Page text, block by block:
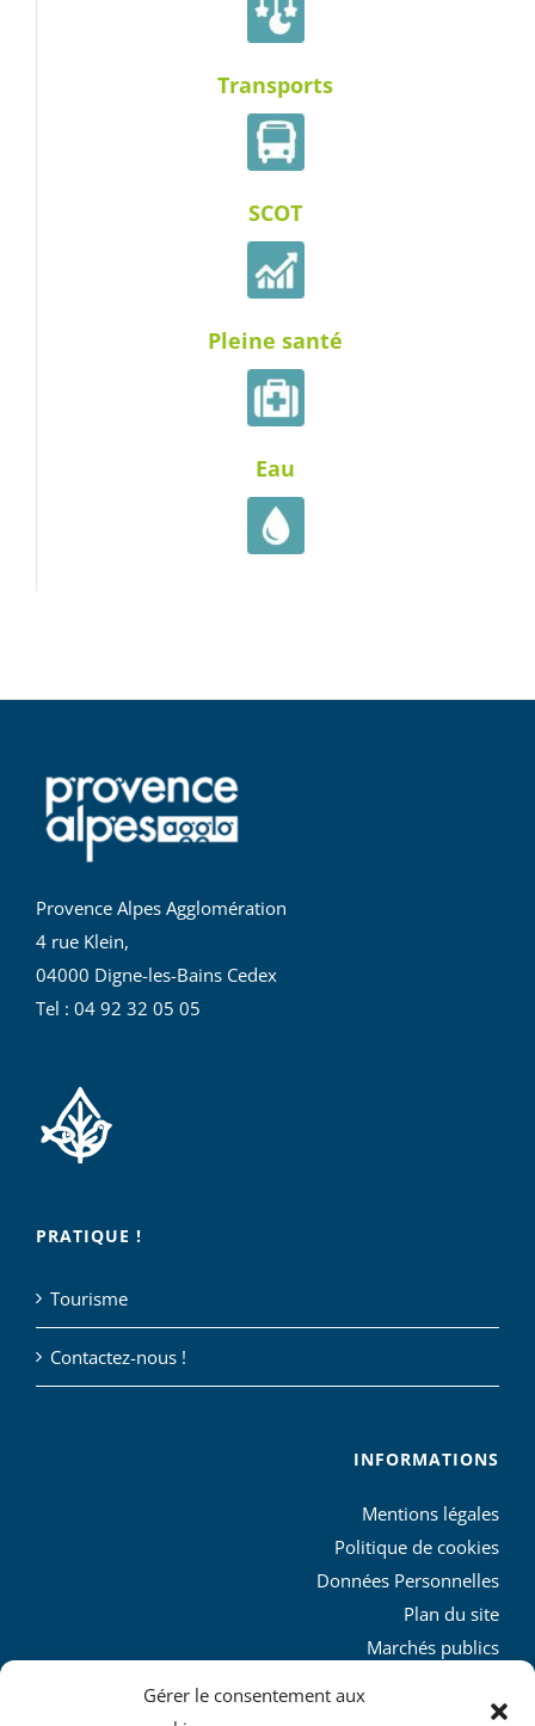
Gérer le consentement aux
Transports
SCOT
Pleine santé
Eau
Provence Alpes Agglomération
4 rue Klein,
04000 Digne-les-Bains Cedex
Tel : 04 92 32 05 05
PRATIQUE !
Tourisme
Contactez-nous !
INFORMATIONS
Mentions légales
Politique de cookies
Données Personnelles
Plan du site
Marchés publics
L’agglo recrute